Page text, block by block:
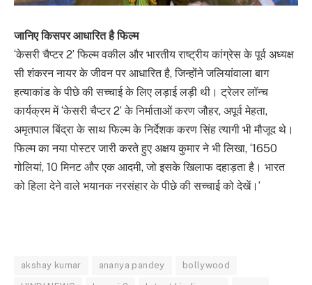
जानिए किसपर आधारित है फिल्म
‘केसरी चैप्टर 2’ फिल्म वकील और भारतीय राष्ट्रीय कांग्रेस के पूर्व अध्यक्ष
सी शंकरन नायर के जीवन पर आधारित है, जिन्होंने जलियांवाला बाग
हत्याकांड के पीछे की सच्चाई के लिए लड़ाई लड़ी थी। ट्रेलर लॉन्च
कार्यक्रम में ‘केसरी चैप्टर 2’ के निर्माताओं करण जौहर, अपूर्व मेहता,
अमृतपाल बिंद्रा के साथ फिल्म के निर्देशक करण सिंह त्यागी भी मौजूद थे।
फिल्म का नया पोस्टर जारी करते हुए अक्षय कुमार ने भी लिखा, ‘1650
गोलियां, 10 मिनट और एक आदमी, जो इसके खिलाफ दहाड़ता है। भारत
को हिला देने वाले भयानक नरसंहार के पीछे की सच्चाई को देखें।’
akshay kumar ananya pandey bollywood